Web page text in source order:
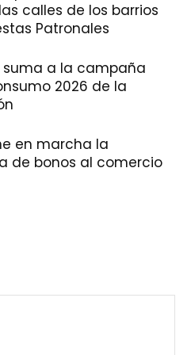
calles de los barrios
Patronales
suma a la campaña
2026 de la
en marcha la
de bonos al comercio